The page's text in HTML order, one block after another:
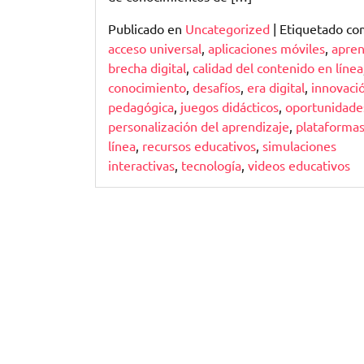
Publicado en Uncategorized | Etiquetado
acceso universal, aplicaciones móviles,
brecha digital, calidad del contenido en línea
conocimiento, desafíos, era digital,
pedagógica, juegos didácticos,
personalización del aprendizaje,
línea, recursos educativos, simulaciones
interactivas, tecnología, videos educativos